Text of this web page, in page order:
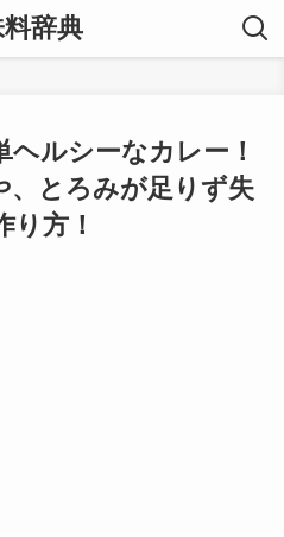
辞典
ルシーなカレー！
、とろみが足りず失
り方！